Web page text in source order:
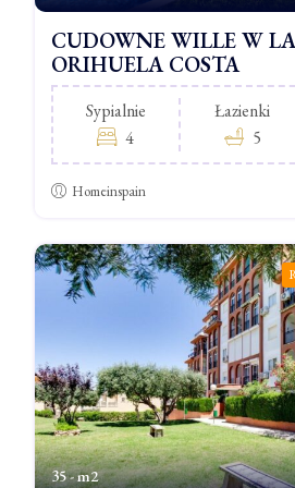
CUDOWNE WILLE W
ORIHUELA COSTA
Sypialnie
4
Łazienki
5
Homeinspain
35 - m2